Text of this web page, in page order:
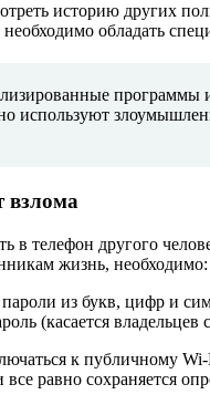
историю других
обладать
программы
используют
взлома
в телефон другого
жизнь, необходимо:
из букв, цифр и
(касается владельцев
к публичному
равно сохраняется